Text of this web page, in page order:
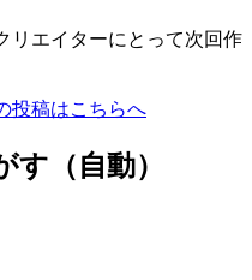
リエイターにとって次回作
投稿はこちらへ
（自動）